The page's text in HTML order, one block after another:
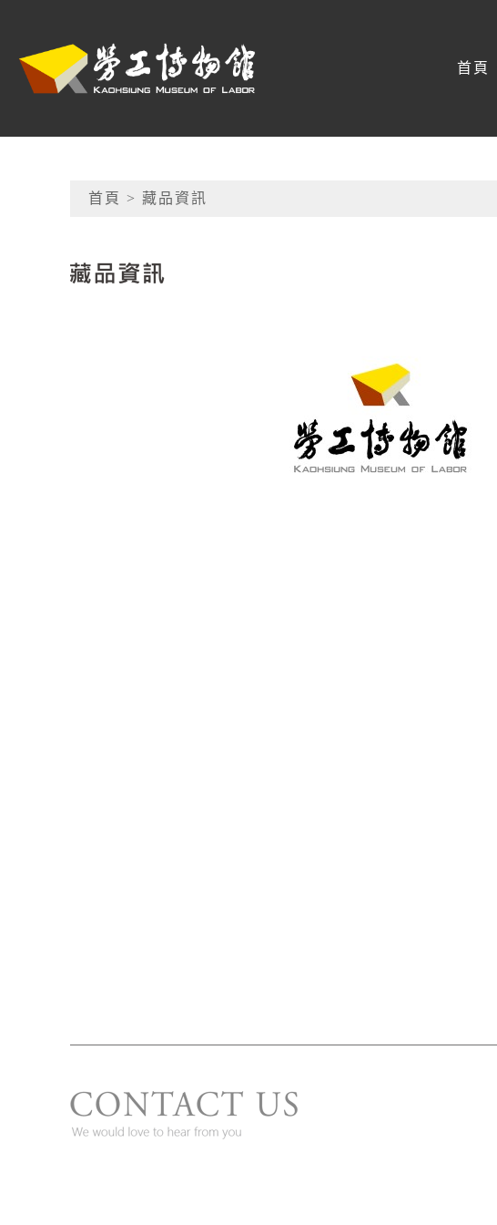
高雄市勞工博物館
網頁導覽
首頁
首頁 > 藏品資訊